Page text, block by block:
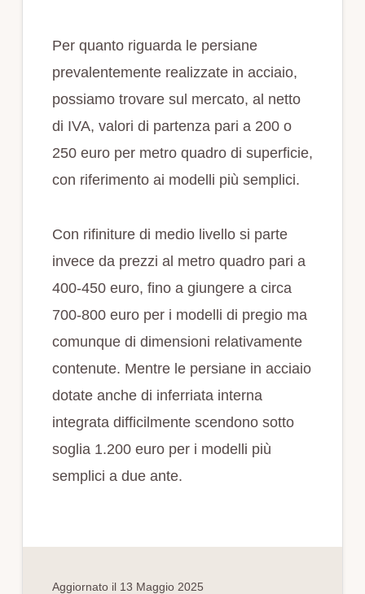
Per quanto riguarda le persiane
prevalentemente realizzate in acciaio,
possiamo trovare sul mercato, al netto
di IVA, valori di partenza pari a 200 o
250 euro per metro quadro di superficie,
con riferimento ai modelli più semplici.
Con rifiniture di medio livello si parte
invece da prezzi al metro quadro pari a
400-450 euro, fino a giungere a circa
700-800 euro per i modelli di pregio ma
comunque di dimensioni relativamente
contenute. Mentre le persiane in acciaio
dotate anche di inferriata interna
integrata difficilmente scendono sotto
soglia 1.200 euro per i modelli più
semplici a due ante.
Aggiornato il 13 Maggio 2025